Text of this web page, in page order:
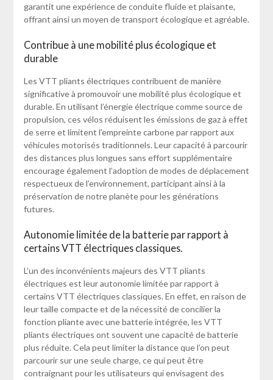
garantit une expérience de conduite fluide et plaisante,
offrant ainsi un moyen de transport écologique et agréable.
Contribue à une mobilité plus écologique et
durable
Les VTT pliants électriques contribuent de manière
significative à promouvoir une mobilité plus écologique et
durable. En utilisant l’énergie électrique comme source de
propulsion, ces vélos réduisent les émissions de gaz à effet
de serre et limitent l’empreinte carbone par rapport aux
véhicules motorisés traditionnels. Leur capacité à parcourir
des distances plus longues sans effort supplémentaire
encourage également l’adoption de modes de déplacement
respectueux de l’environnement, participant ainsi à la
préservation de notre planète pour les générations
futures.
Autonomie limitée de la batterie par rapport à
certains VTT électriques classiques.
L’un des inconvénients majeurs des VTT pliants
électriques est leur autonomie limitée par rapport à
certains VTT électriques classiques. En effet, en raison de
leur taille compacte et de la nécessité de concilier la
fonction pliante avec une batterie intégrée, les VTT
pliants électriques ont souvent une capacité de batterie
plus réduite. Cela peut limiter la distance que l’on peut
parcourir sur une seule charge, ce qui peut être
contraignant pour les utilisateurs qui envisagent des